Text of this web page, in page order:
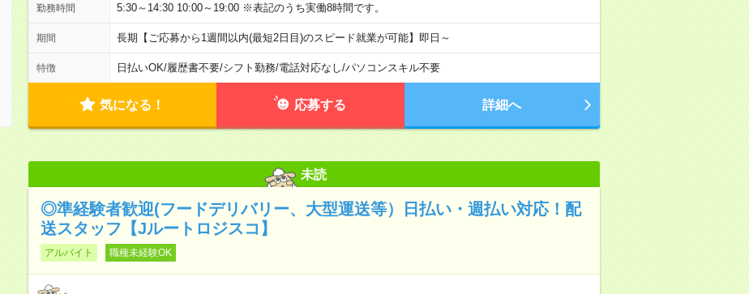
勤務時間 5:30～14:30 10:00～19:00 ※表記のうち実働8時間です。
期間 長期【ご応募から1週間以内(最短2日目)のスピード就業が可能】即日～
特徴 日払いOK/履歴書不要/シフト勤務/電話対応なし/パソコンスキル不要
気になる！ 応募する 詳細へ
未読
◎準経験者歓迎(フードデリバリー、大型運送等）日払い・週払い対応！配
送スタッフ【Jルートロジスコ】
アルバイト 職種未経験OK